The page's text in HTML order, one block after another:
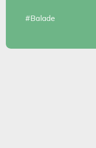
#Balade